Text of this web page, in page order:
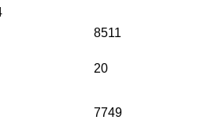
8511
20
7749